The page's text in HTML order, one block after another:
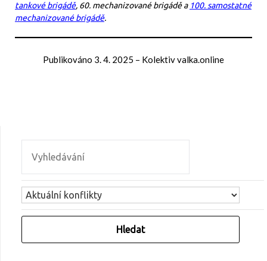
tankové brigádě, 60. mechanizované brigádě a 100. samostatné
mechanizované brigádě.
Publikováno 3. 4. 2025 – Kolektiv valka.online